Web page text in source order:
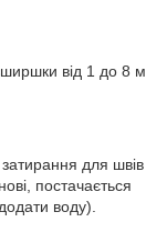
від 1 до 8 м
для швів
постачається
воду).